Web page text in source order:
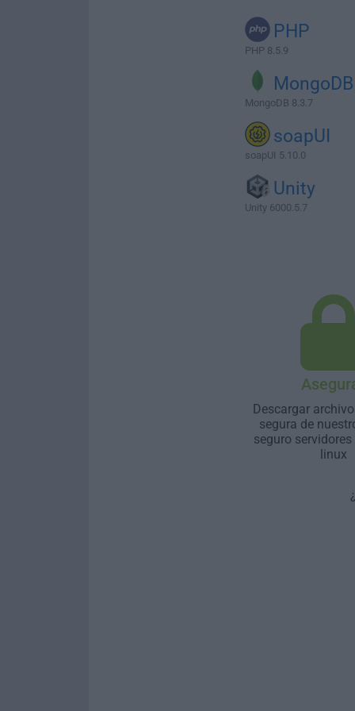
PHP
PHP 8.5.9
MongoDB
MongoDB 8.3.7
soapUI
soapUI 5.10.0
Unity
Unity 6000.5.7
Descargar
segura de
seguro
linux